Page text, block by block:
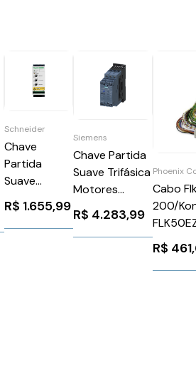
Schneider
Chave
Partida
Suave
Trifásico
440V 12A 110
220V
R$ 1.655,99
Siemens
Chave Partida
Suave Trifásica
Motores
110/230V 45a
Siemens
3RW40361BB14
R$ 4.283,99
Phoenix
Cabo
200/
Phoenix
R$